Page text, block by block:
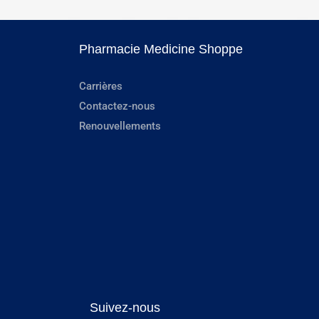
Pharmacie Medicine Shoppe
Carrières
Contactez-nous
Renouvellements
Suivez-nous